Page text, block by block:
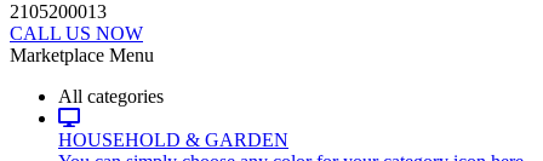
2105200013
CALL US NOW
Marketplace Menu
All categories
HOUSEHOLD & GARDEN